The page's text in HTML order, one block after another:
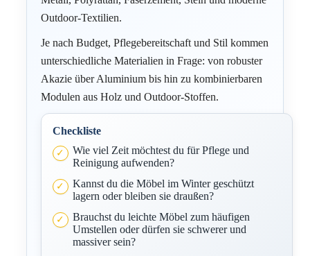
Outdoor-Textilien.
Je nach Budget, Pflegebereitschaft und Stil kommen
unterschiedliche Materialien in Frage: von robuster
Akazie über Aluminium bis hin zu kombinierbaren
Modulen aus Holz und Outdoor-Stoffen.
Checkliste
Wie viel Zeit möchtest du für Pflege und
Reinigung aufwenden?
Kannst du die Möbel im Winter geschützt
lagern oder bleiben sie draußen?
Brauchst du leichte Möbel zum häufigen
Umstellen oder dürfen sie schwerer und
massiver sein?